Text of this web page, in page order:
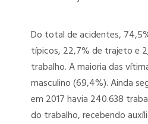
Do total de acidentes,
típicos, 22,7% de trajeto e
trabalho. A maioria das
masculino (69,4%). Ainda
em 2017 havia 240.638
do trabalho, recebendo